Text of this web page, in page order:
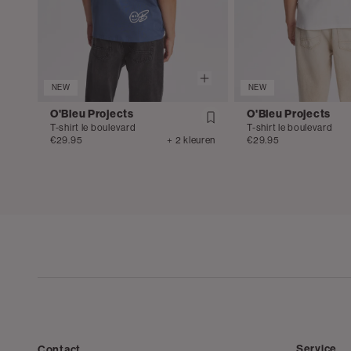
NEW
O'Bleu Projects
T-shirt le boulevard
€29.95
+ 2 kleuren
NEW
O'Bleu Projects
T-shirt le boulevard
€29.95